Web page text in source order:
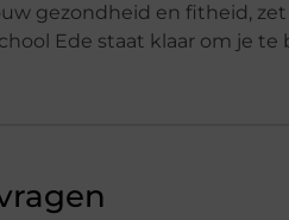
gezondheid en fitheid,
Ede staat klaar om je